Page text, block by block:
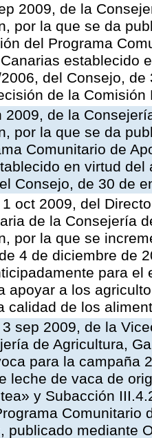
2009, de la
por la que se da
del Programa
establecido
2006, del Consejo,
de la
2009, de la
por la que se da
Comunitario de
en virtud
Consejo, de 30 de
oct 2009, del
de la Consejería
por la que se
4 de diciembre de
para el
apoyar a los
calidad de los
sep 2009, de la
de Agricultura,
para la campaña
leche de vaca de
y Subacción
Comunitario
publicado mediante